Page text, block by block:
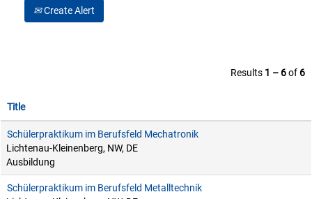
Create Alert
Results 1 – 6of 6
Title
Schülerpraktikum im Berufsfeld Mechatronik
Lichtenau-Kleinenberg, NW, DE
Ausbildung
Schülerpraktikum im Berufsfeld Metalltechnik